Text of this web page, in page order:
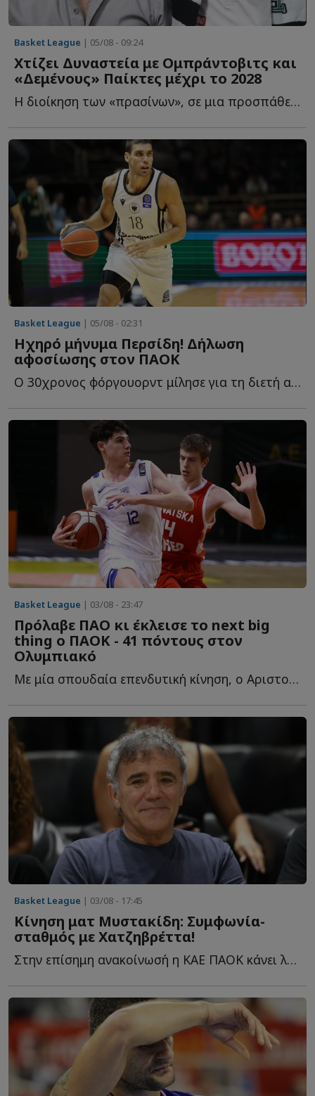
Basket League | 05/08 - 09:24
Χτίζει Δυναστεία με Ομπράντοβιτς και
«Δεμένους» Παίκτες μέχρι το 2028
Η διοίκηση των «πρασίνων», σε μια προσπάθεια να επαναφέρει τ...
Basket League | 05/08 - 02:31
Ηχηρό μήνυμα Περσίδη! Δήλωση
αφοσίωσης στον ΠΑΟΚ
Ο 30χρονος φόργουορντ μίλησε για τη διετή ανανέωση, τ...
Basket League | 03/08 - 23:47
Πρόλαβε ΠΑΟ κι έκλεισε το next big
thing ο ΠΑΟΚ - 41 πόντους στον
Ολυμπιακό
Με μία σπουδαία επενδυτική κίνηση, ο Αριστοτέλης Μυστακίδης κ...
Basket League | 03/08 - 17:45
Κίνηση ματ Μυστακίδη: Συμφωνία-
σταθμός με Χατζηβρέττα!
Στην επίσημη ανακοίνωσή η ΚΑΕ ΠΑΟΚ κάνει λόγο για μία σ...